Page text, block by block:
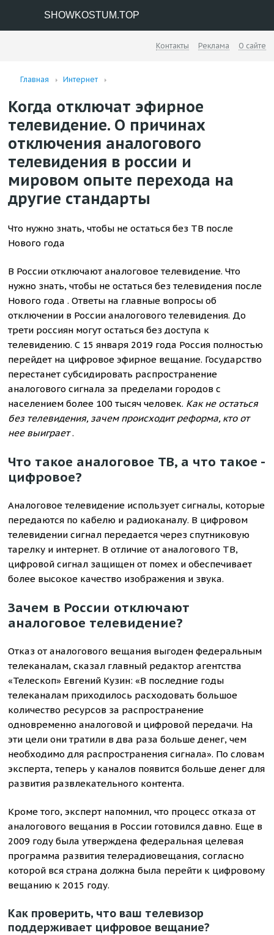
SHOWKOSTUM.TOP
Контакты Реклама О сайте
Главная Интернет
Когда отключат эфирное
телевидение. О причинах
отключения аналогового
телевидения в россии и
мировом опыте перехода на
другие стандарты
Что нужно знать, чтобы не остаться без ТВ после
Нового года
В России отключают аналоговое телевидение. Что
нужно знать, чтобы не остаться без телевидения после
Нового года . Ответы на главные вопросы об
отключении в России аналогового телевидения. До
трети россиян могут остаться без доступа к
телевидению. С 15 января 2019 года Россия полностью
перейдет на цифровое эфирное вещание. Государство
перестанет субсидировать распространение
аналогового сигнала за пределами городов с
населением более 100 тысяч человек. Как не остаться
без телевидения, зачем происходит реформа, кто от
нее выиграет.
Что такое аналоговое ТВ, а что такое -
цифровое?
Аналоговое телевидение использует сигналы, которые
передаются по кабелю и радиоканалу. В цифровом
телевидении сигнал передается через спутниковую
тарелку и интернет. В отличие от аналогового ТВ,
цифровой сигнал защищен от помех и обеспечивает
более высокое качество изображения и звука.
Зачем в России отключают
аналоговое телевидение?
Отказ от аналогового вещания выгоден федеральным
телеканалам, сказал главный редактор агентства
«Телескоп» Евгений Кузин: «В последние годы
телеканалам приходилось расходовать большое
количество ресурсов за распространение
одновременно аналоговой и цифровой передачи. На
эти цели они тратили в два раза больше денег, чем
необходимо для распространения сигнала». По словам
эксперта, теперь у каналов появится больше денег для
развития развлекательного контента.
Кроме того, эксперт напомнил, что процесс отказа от
аналогового вещания в России готовился давно. Еще в
2009 году была утверждена федеральная целевая
программа развития телерадиовещания, согласно
которой вся страна должна была перейти к цифровому
вещанию к 2015 году.
Как проверить, что ваш телевизор
поддерживает цифровое вещание?